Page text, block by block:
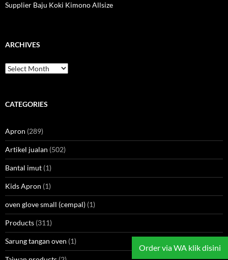
Supplier Baju Koki Kimono Allsize
ARCHIVES
Archives
CATEGORIES
Apron (289)
Artikel jualan (502)
Bantal imut (1)
Kids Apron (1)
oven glove small (cempal) (1)
Products (311)
Sarung tangan oven (1)
Order via WA klik disini